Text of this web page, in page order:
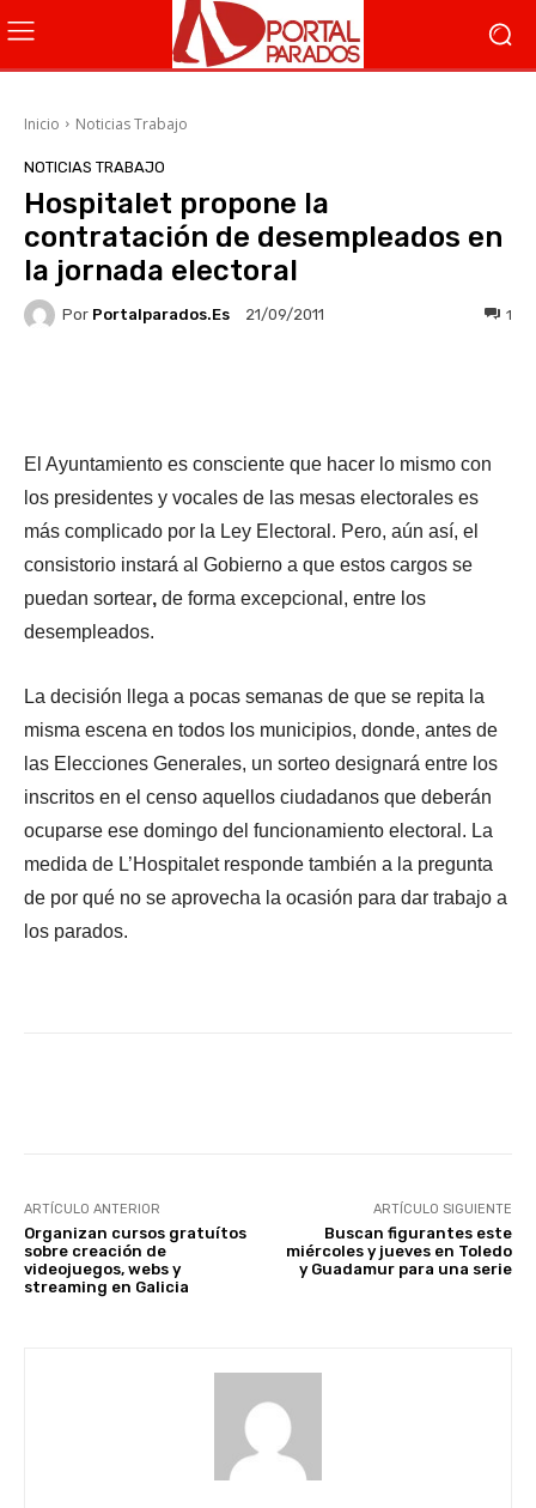
Inicio Noticias Trabajo
NOTICIAS TRABAJO
Hospitalet propone la
contratación de desempleados en
la jornada electoral
Por Portalparados.es 21/09/2011 1
El Ayuntamiento es consciente que hacer lo mismo con
los presidentes y vocales de las mesas electorales es
más complicado por la Ley Electoral. Pero, aún así, el
consistorio instará al Gobierno a que estos cargos se
puedan sortear, de forma excepcional, entre los
desempleados.
La decisión llega a pocas semanas de que se repita la
misma escena en todos los municipios, donde, antes de
las Elecciones Generales, un sorteo designará entre los
inscritos en el censo aquellos ciudadanos que deberán
ocuparse ese domingo del funcionamiento electoral. La
medida de L’Hospitalet responde también a la pregunta
de por qué no se aprovecha la ocasión para dar trabajo a
los parados.
ARTÍCULO ANTERIOR
Organizan cursos gratuítos
sobre creación de
videojuegos, webs y
streaming en Galicia
ARTÍCULO SIGUIENTE
Buscan figurantes este
miércoles y jueves en Toledo
y Guadamur para una serie